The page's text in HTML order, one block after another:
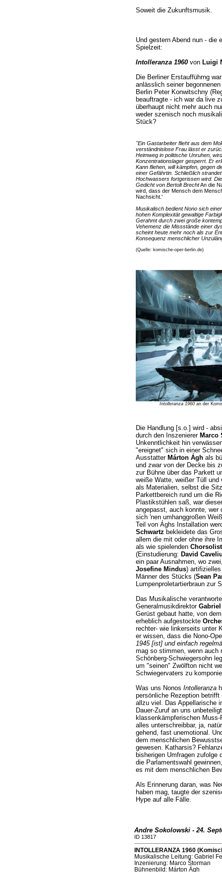
Soweit die Zukunftsmusik.
Und gestern Abend nun - die
Spielzeit:
Intolleranza 1960von Luigi
Die Berliner Erstaufführng
anlässlich seiner
Berlin Peter Konwitschny
beauftragte - ich war da live
überhaupt nicht mehr auch
weder szenisch noch
Stück?
"Ein Gastarbeiter flieht aus dem
verständnislose Frau lässt er
Heimweg in politische Unruhen,
Konzentrationslager gesperrt. Er
Kann fliehen, will kämpfen, gegen
einer Gefährtin. Schließlich
Hochwassers fortgerissen wird.
Gedicht von Bertolt BrechtAn die
wird, dass der Mensch dem
Nachsicht.'
Musikalisch bedient Nono sich
hohen Komplexität gewaltige
Gerahmt durch zwei große
Vehemenz die Missstände einer
scheint heute mehr noch als zur
Konsequenz menschlicher
(Quelle: komische-oper-berlin.de)
Intolleranza 1960 an der
Die Handlung [s.o.] wird -
durch den Inszenierer Marco
Unkenntlichkeit hin
"ereignet" sich in einer
Ausstatter Márton Ághals
und zwar von der Decke bis
zur Bühne über das Parkett
weiße Watte, weißer Tüll und
als Materialien, selbst die
Parkettbereich rund um die
Plastikstühlen saß, war
angepasst, auch konnte,
sich 'nen umhanggroßen
Teil von Ághs Installation
Schwartz bekleidete das
allem die mit oder ohne ihre
als wie spielenden
(Einstudierung: David
ein paar Ausnahmen, wo
Josefine Mindus) artifizielles
Männer des Stücks (Sean
Lumpenproletartierbraun zur
Das Musikalische
Generalmusikdirektor
Gerüst gebaut hatte, von
erheblich aufgestockte
rechter- wie linkerseits unter
er wissen, dass die Nono-
1945 [ist] und einfach
mag so stimmen, wenn auch
Schönberg-Schwiegersohn
um "seinen" Zwölfton nicht
Schwiegervaters zu
Was uns Nonos Intolleranza
persönliche Rezeption
allzu viel. Das Appellarische
Dauer-Zuruf an uns
klassenkämpferischen
alles unterschreibbar, ja,
gehend, fast unemotional.
dem menschlichen
gewesen. Katharsis?
bisherigen Umfragen
die Parlamentswahl
es mit dem menschlichen
Als Erinnerung daran, was
haben mag, taugte der
Hype auf alle Fälle.
Andre Sokolowski - 24.
ID 13817
INTOLLERANZA 1960
Musikalische Leitung: Gabriel
Inzenierung: Marco Štorman
Bühnenbild: Márton Ágh